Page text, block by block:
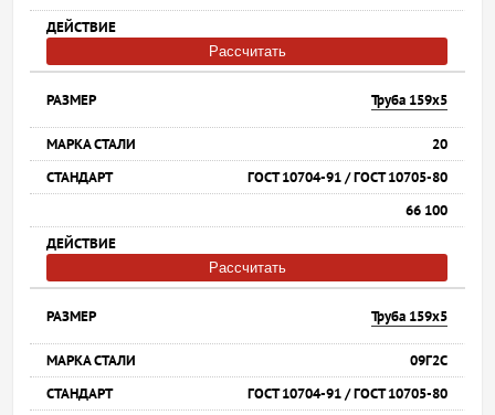
Рассчитать
Труба 159х5
20
ГОСТ 10704-91 / ГОСТ 10705-80
66 100
Рассчитать
Труба 159х5
09Г2С
ГОСТ 10704-91 / ГОСТ 10705-80